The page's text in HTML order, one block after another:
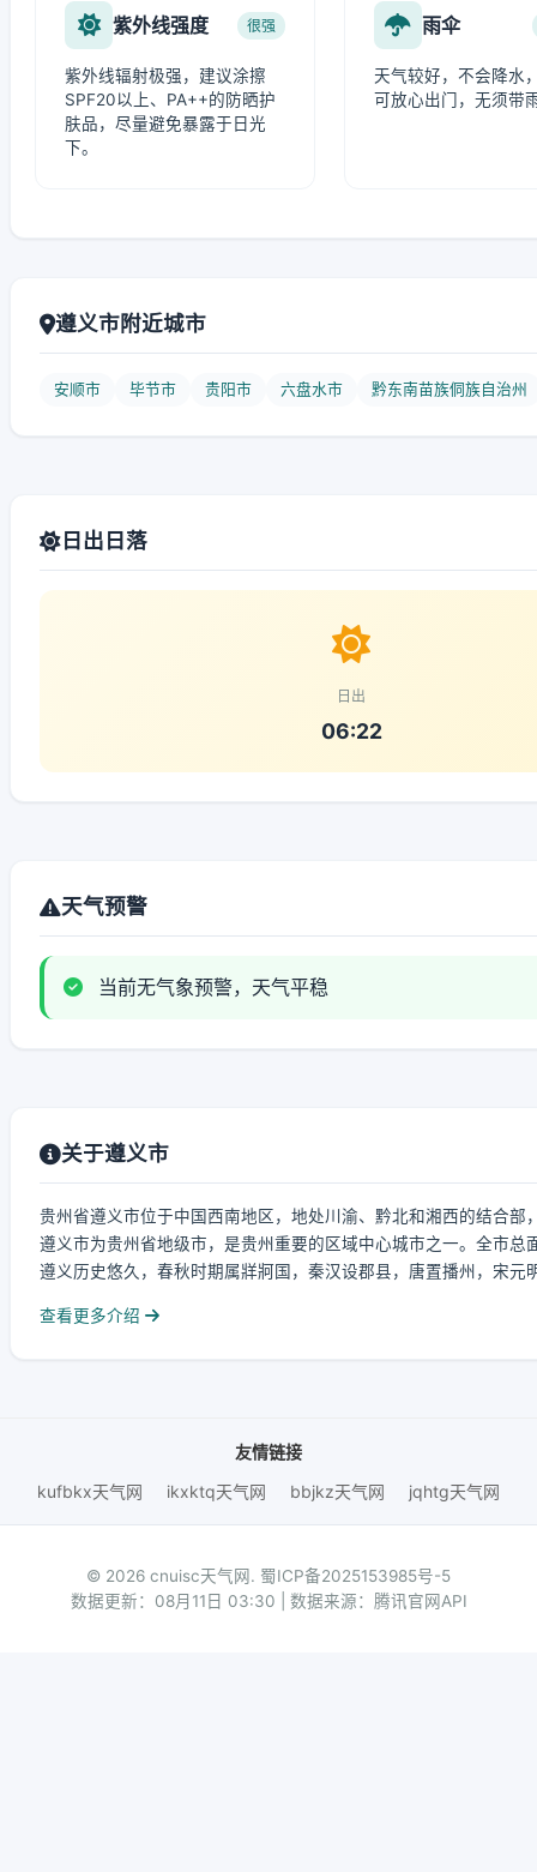
紫外线强度 很强
紫外线辐射极强，建议涂擦
SPF20以上、PA++的防晒护
肤品，尽量避免暴露于日光
下。
雨伞
天气较好，不会降水
可放心出门，无须带
遵义市附近城市
安顺市 毕节市 贵阳市 六盘水市 黔东南苗族侗族自治州
日出日落
日出
06:22
天气预警
当前无气象预警，天气平稳
关于遵义市
贵州省遵义市位于中国西南地区，地处川渝、黔北和湘西的结合部
遵义市为贵州省地级市，是贵州重要的区域中心城市之一。全市
遵义历史悠久，春秋时期属牂牁国，秦汉设郡县，唐置播州，宋元
查看更多介绍
友情链接
kufbkx天气网
ikxktq天气网 bbjkz天气网 jqhtg天气网
© 2026 cnuisc天气网. 蜀ICP备2025153985号-5
数据更新：08月11日 03:30 | 数据来源：腾讯官网API